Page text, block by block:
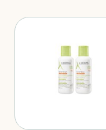
Produkter